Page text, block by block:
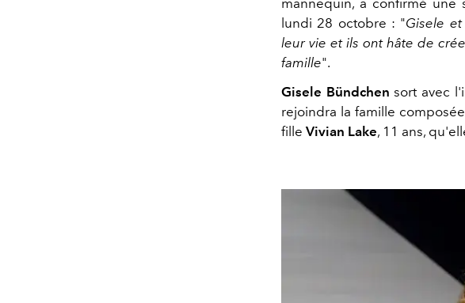
mannequin, a confirmé
lundi 28 octobre : "Gisele
leur vie et ils ont hâte de
famille".
Gisele Bündchen sort avec
rejoindra la famille
fille Vivian Lake, 11 ans,